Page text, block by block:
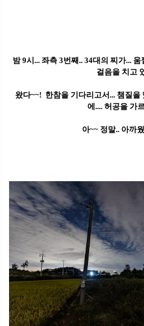
밤 9시... 좌측 3번째.. 34대의 찌가...
걸음을 치고
왔다~~! 한참을 기다리고서... 챔질을
에.... 허공을 가
아~~ 정말.. 아까